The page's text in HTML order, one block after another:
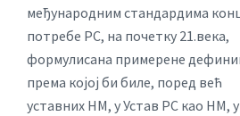
међународним стандардима
потребе РС, на почетку 21.века,
формулисана примерене
према којој би биле, поред већ
уставних НМ, у Устав РС као НМ,